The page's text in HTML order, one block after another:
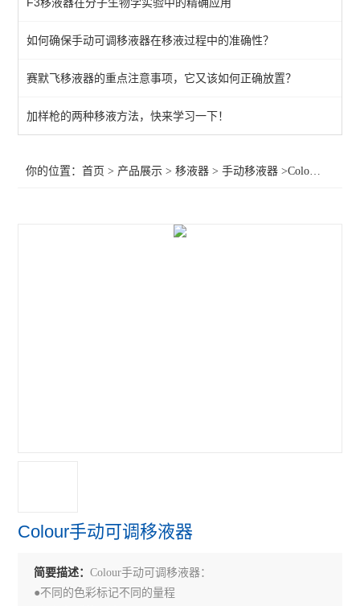
手动移液器
数字滴定器
瓶口分液器
电动大容量
如何确保手动可调移液器在移液过程中的准确性？
赛默飞移液器的重点注意事项，它又该如何正确放置？
加样枪的两种移液方法，快来学习一下！
你的位置：首页 > 产品展示 >移液器 >手动移液器 >Colour手动可调移液器
Colour手动可调移液器
简要描述：Colour手动可调移液器：
●不同的色彩标记不同的量程